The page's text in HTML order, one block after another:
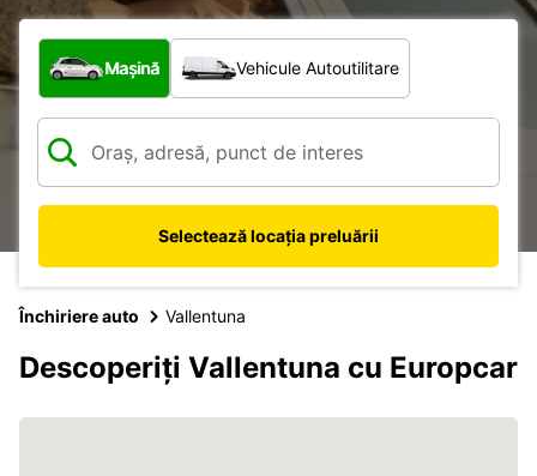
Ce tip de vehicul?
Mașină Vehicule Autoutilitare
Selectează locația preluării
Închiriere auto Vallentuna
Descoperiți Vallentuna cu Europcar